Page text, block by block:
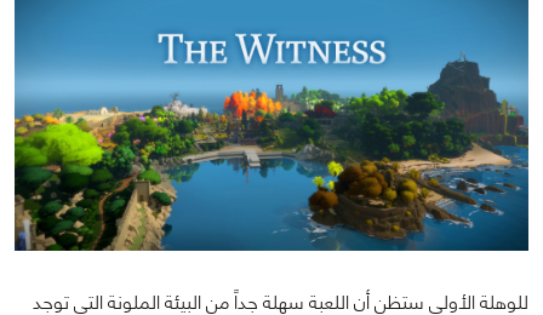
للوهلة الأولى ستظن أن اللعبة سهلة جداً من البيئة الملونة التي توجد